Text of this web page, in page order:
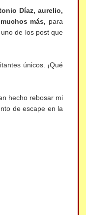
Díaz, aurelio,
más, para
de los post que
únicos. ¡Qué
hecho rebosar mi
de escape en la